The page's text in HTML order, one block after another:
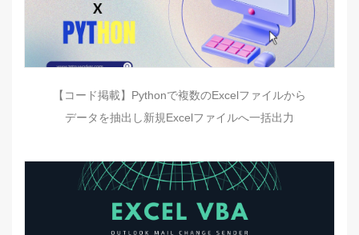
【コード掲載】Pythonで複数のExcelファイルから
データを抽出し新規Excelファイルへ一括出力